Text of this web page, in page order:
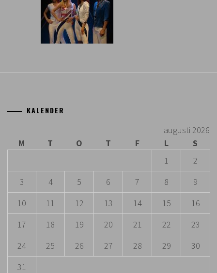
KALENDER
augusti 2026
M
T O T F L
S
1
2
3
4 5 6 7 8
9
10
11 12 13 14 15
16
17
18 19 20 21 22
23
24
25 26 27 28 29
30
31